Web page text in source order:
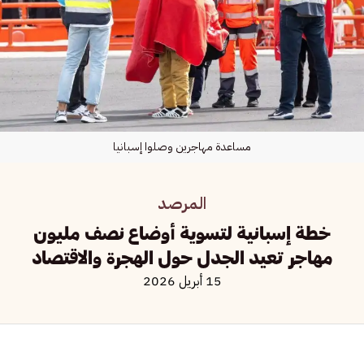
المرصد
خطة إسبانية لتسوية أوضاع نصف مليون
مهاجر تعيد الجدل حول الهجرة والاقتصاد
15 أبريل 2026
مساعدة مهاجرين وصلوا إسبانيا